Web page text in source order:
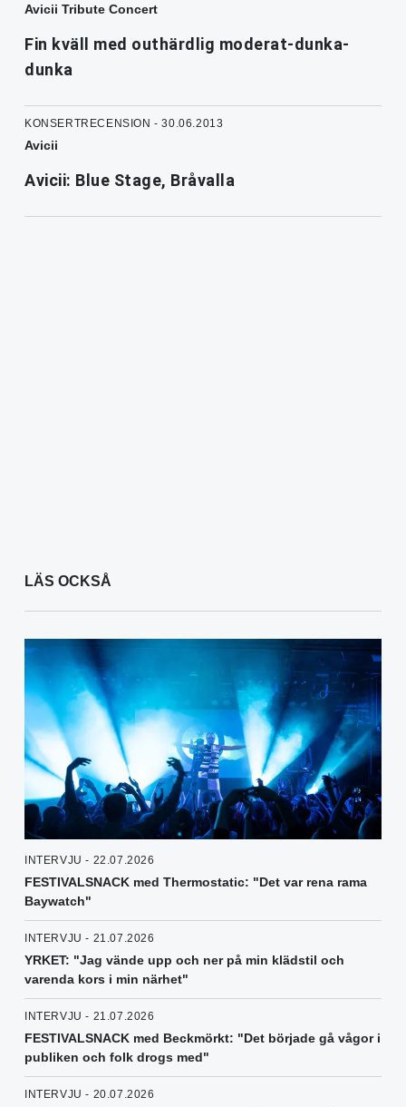
Avicii Tribute Concert
Fin kväll med outhärdlig moderat-dunka-
dunka
KONSERTRECENSION - 30.06.2013
Avicii
Avicii: Blue Stage, Bråvalla
LÄS OCKSÅ
INTERVJU - 22.07.2026
FESTIVALSNACK med Thermostatic: "Det var rena rama
Baywatch"
INTERVJU - 21.07.2026
YRKET: "Jag vände upp och ner på min klädstil och
varenda kors i min närhet"
INTERVJU - 21.07.2026
FESTIVALSNACK med Beckmörkt: "Det började gå vågor i
publiken och folk drogs med"
INTERVJU - 20.07.2026